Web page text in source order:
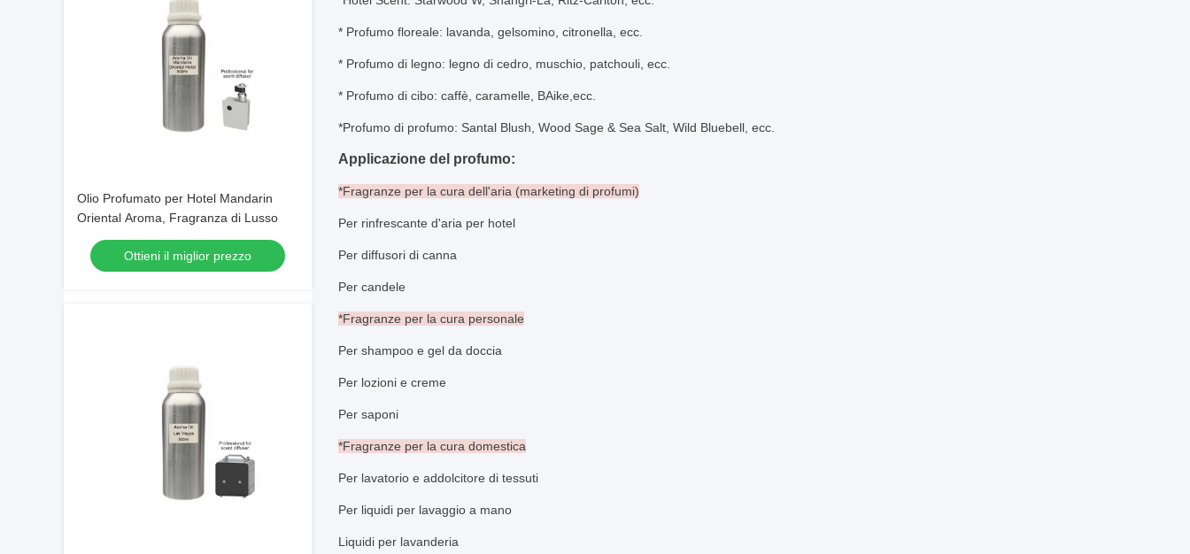
Olio Profumato per Hotel Mandarin
Oriental Aroma, Fragranza di Lusso
Ottieni il miglior prezzo
* Profumo floreale: lavanda, gelsomino, citronella, ecc.
* Profumo di legno: legno di cedro, muschio, patchouli, ecc.
* Profumo di cibo: caffè, caramelle, BAike, ecc.
*Profumo di profumo: Santal Blush, Wood Sage & Sea Salt, Wild Bluebell, ecc.
Applicazione del profumo:
*Fragranze per la cura dell'aria (marketing di profumi)
Per rinfrescante d'aria per hotel
Per diffusori di canna
Per candele
*Fragranze per la cura personale
Per shampoo e gel da doccia
Per lozioni e creme
Per saponi
*Fragranze per la cura domestica
Per lavatorio e addolcitore di tessuti
Per liquidi per lavaggio a mano
Liquidi per lavanderia